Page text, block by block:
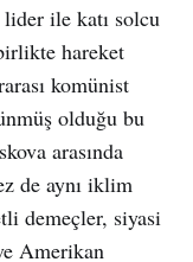
ile katı solcu
hareket
komünist
olduğu bu
arasında
de aynı iklim
demeçler, siyasi
Amerikan